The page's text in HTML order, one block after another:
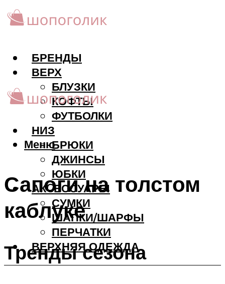
БРЕНДЫ
ВЕРХ
БЛУЗКИ
КОФТЫ
ФУТБОЛКИ
НИЗ
БРЮКИ
ДЖИНСЫ
ЮБКИ
АКCЕССУАРЫ
СУМКИ
ШАПКИ/ШАРФЫ
ПЕРЧАТКИ
ВЕРХНЯЯ ОДЕЖДА
Меню
Сапоги на толстом
каблуке
Тренды сезона